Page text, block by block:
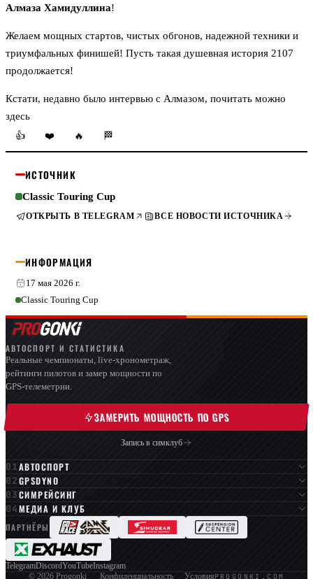
Алмаза Хамидуллина!
Желаем мощных стартов, чистых обгонов, надежной техники и
триумфальных финишей! Пусть такая душевная история 2107
продолжается!
Кстати, недавно было интервью с Алмазом, почитать можно
здесь
👍
❤️ 🔥 🏁
ИСТОЧНИК
Classic Touring Cup
ОТКРЫТЬ В TELEGRAM ВСЕ НОВОСТИ ИСТОЧНИКА
ИНФОРМАЦИЯ
17 мая 2026 г.
Classic Touring Cup
АВТОСПОРТ И СТАТИСТИКА
Реальные чемпионаты, live-хронометраж,
рейтинги пилотов и замер мощности по
GPS-телеметрии.
ЗАМЕРИТЬ МОЩНОСТЬ ПО GPS
Запись в симклуб
АВТОСПОРТ
GPSDYNO
СИМРЕЙСИНГ
МЕДИА И КЛУБ
ПАРТНЁРЫ
TelegramDiscordYouTubeInstagram
© 2026 Progonki Конфиденциальность УсловияPROGONKI.COM